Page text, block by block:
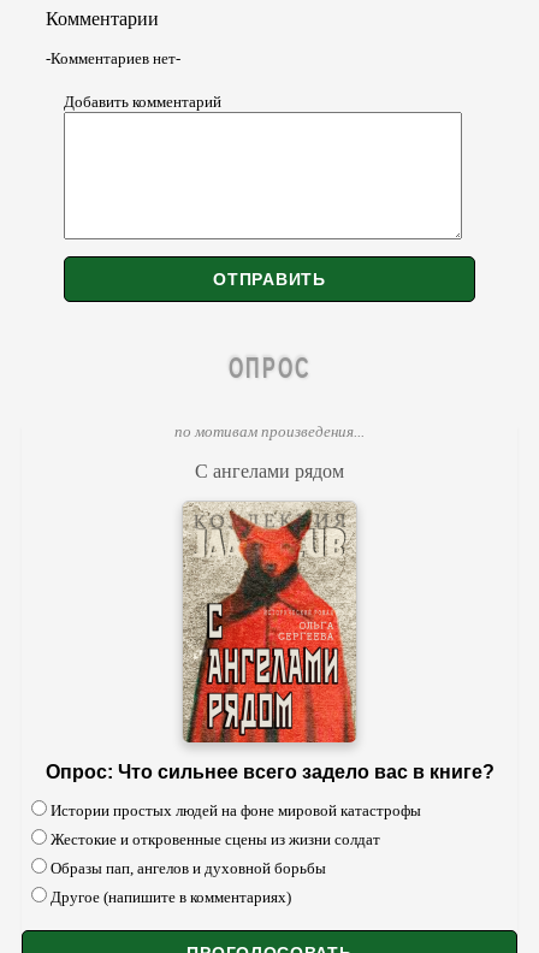
Комментарии
-Комментариев нет-
Добавить комментарий
ОПРОС
по мотивам произведения...
С ангелами рядом
Опрос: Что сильнее всего задело вас в книге?
Истории простых людей на фоне мировой катастрофы
Жестокие и откровенные сцены из жизни солдат
Образы пап, ангелов и духовной борьбы
Другое (напишите в комментариях)